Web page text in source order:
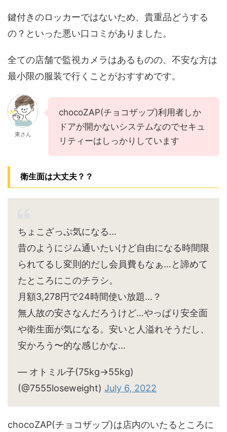
鍵付きのロッカーではないため、貴重品どうする
の？といった悪い口コミがありました。
全ての店舗で監視カメラはあるものの、不安な方は
最小限の服装で行くことがおすすめです。
東さん
chocoZAP(チョコザップ)利用者しか
ドアが開かないシステムなのでセキュ
リティーはしっかりしています
衛生面は大丈夫？？
ちょこざっぷ気になる…
昔のようにジム通いたいけど自由になる時間限
られてるし変則的だし会員費もなぁ…と諦めて
たところにこのチラシ。
月額3,278円で24時間使い放題…？
無人故の安さなんだろうけど…やっぱり安全面
や衛生面が気になる。安いと人溢れそうだし、
安かろう〜的な感じかな…
— オトミル子(75kg→55kg)
(@7555loseweight) July 6, 2022
chocoZAP(チョコザップ)は店内のいたるところに